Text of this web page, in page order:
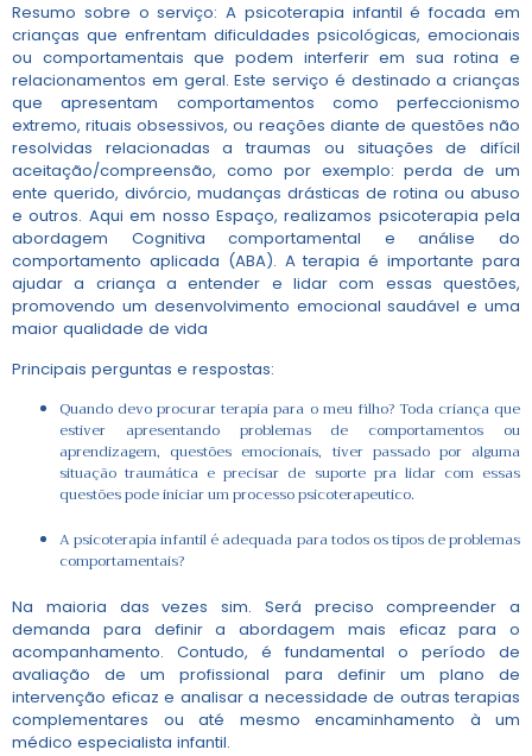
Resumo sobre o serviço: A psicoterapia infantil é focada em
crianças que enfrentam dificuldades psicológicas, emocionais
ou comportamentais que podem interferir em sua rotina e
relacionamentos em geral. Este serviço é destinado a crianças
que apresentam comportamentos como perfeccionismo
extremo, rituais obsessivos, ou reações diante de questões não
resolvidas relacionadas a traumas ou situações de difícil
aceitação/compreensão, como por exemplo: perda de um
ente querido, divórcio, mudanças drásticas de rotina ou abuso
e outros. Aqui em nosso Espaço, realizamos psicoterapia pela
abordagem Cognitiva comportamental e análise do
comportamento aplicada (ABA). A terapia é importante para
ajudar a criança a entender e lidar com essas questões,
promovendo um desenvolvimento emocional saudável e uma
maior qualidade de vida
Principais perguntas e respostas:
Quando devo procurar terapia para o meu filho? Toda criança que
estiver apresentando problemas de comportamentos ou
aprendizagem, questões emocionais, tiver passado por alguma
situação traumática e precisar de suporte pra lidar com essas
questões pode iniciar um processo psicoterapeutico.
A psicoterapia infantil é adequada para todos os tipos de problemas
comportamentais?
Na maioria das vezes sim. Será preciso compreender a
demanda para definir a abordagem mais eficaz para o
acompanhamento. Contudo, é fundamental o período de
avaliação de um profissional para definir um plano de
intervenção eficaz e analisar a necessidade de outras terapias
complementares ou até mesmo encaminhamento à um
médico especialista infantil.